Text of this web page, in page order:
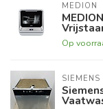
MEDION
Op
SIEMENS